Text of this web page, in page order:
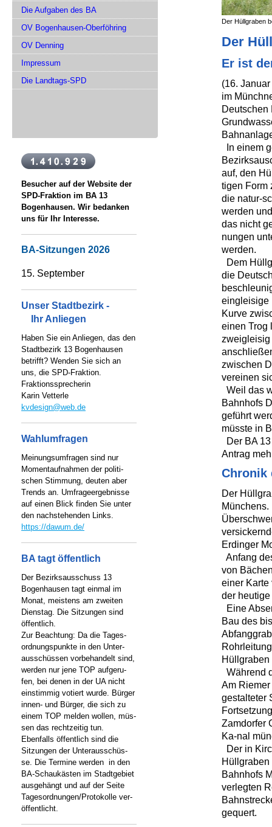
Der Hüllgraben
Der
Er ist
(16.
im
Deutschen
In einem
auf, den
tigen Form
die natur-
werden
das nicht
nungen
werden.
Dem
die
eingleisige
Kurve
einen Trog
zweigleisig
zwischen
vereinen
Weil das
Bahnhofs
geführt
müsste in
Der BA
Antrag
Chronik
Der
Erdinger
Anfang
von
einer Karte
der
Eine
Bau des
Hüllgraben
Während
Am
gestalteter
Zamdorfer
Ka-nal
Der in
Hüllgraben
Bahnhofs
verlegten
gequert.
Die Aufgaben des BA
OV Bogenhausen-Oberföhring
OV Denning
Impressum
Die Landtags-SPD
Besucher auf der Website der
SPD-Fraktion im BA 13
Bogenhausen. Wir bedanken
uns für Ihr Interesse.
BA-Sitzungen 2026
15. September
Unser Stadtbezirk -
Ihr Anliegen
Haben Sie ein Anliegen, das den
Stadtbezirk 13 Bogenhausen
betrifft? Wenden Sie sich an
uns, die SPD-Fraktion.
Fraktionssprecherin
Karin Vetterle
kvdesign@web.de
Wahlumfragen
Meinungsumfragen sind nur
Momentaufnahmen der politi-
schen Stimmung, deuten aber
Trends an. Umfrageergebnisse
auf einen Blick finden Sie unter
den nachstehenden Links.
https://dawum.de/
BA tagt öffentlich
Der Bezirksausschuss 13
Bogenhausen tagt einmal im
Monat, meistens am zweiten
Dienstag. Die Sitzungen sind
öffentlich.
Zur Beachtung: Da die Tages-
ordnungspunkte in den Unter-
ausschüssen vorbehandelt sind,
werden nur jene TOP aufgeru-
fen, bei denen in der UA nicht
einstimmig votiert wurde. Bürger
innen- und Bürger, die sich zu
einem TOP melden wollen, müs-
sen das rechtzeitig tun.
Ebenfalls öffentlich sind die
Sitzungen der Unterausschüs-
se. Die Termine werden in den
BA-Schaukästen im Stadtgebiet
ausgehängt und auf der Seite
Tagesordnungen/Protokolle ver-
öffentlicht.